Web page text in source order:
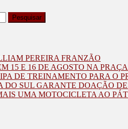
PEREIRA FRANZÃO
15 E 16 DE AGOSTO NA
DE TREINAMENTO PARA O
SUL GARANTE DOAÇÃO
UMA MOTOCICLETA AO